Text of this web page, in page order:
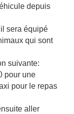
depuis
sera équipé
qui sont
suivante:
pour une
pour le repas
aller